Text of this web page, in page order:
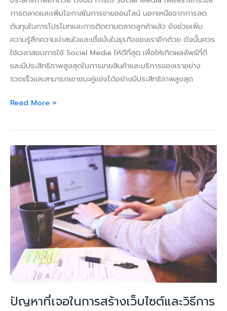
การตลาดและเพิ่มโอกาสในการขายออนไลน์ นอกเหนือจากการลด
ต้นทุนในการโปรโมทและการติดตามตลาดลูกค้าแล้ว ยังช่วยเพิ่ม
ความรู้สึกความน่าสนใจและเชื่อมั่นในธุรกิจของเราอีกด้วย ดังนั้นควร
ใช้เวลาสอนการใช้ Social Media ให้ดีที่สุด เพื่อให้เกิดผลลัพธ์ที่ดี
และมีประสิทธิภาพสูงสุดในการขายสินค้าและบริการของเราอย่าง
รวดเร็วและสามารถเอาชนะคู่แข่งได้อย่างมีประสิทธิภาพสูงสุด
Read More »
ปัญหาที่เจอในการสร้างเว็บไซต์และวิธีการ
ปัญหา
ใน
การ
สร้าง
เว็บไซต์
และ
การ